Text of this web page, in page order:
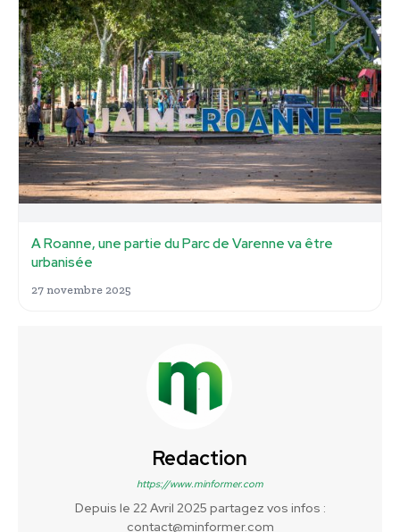
A Roanne, une partie du Parc de Varenne va être
urbanisée
27 novembre 2025
Redaction
https://www.minformer.com
Depuis le 22 Avril 2025 partagez vos infos :
contact@minformer.com